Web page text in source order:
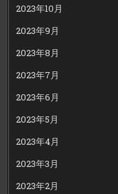
2023年10月
2023年9月
2023年8月
2023年7月
2023年6月
2023年5月
2023年4月
2023年3月
2023年2月